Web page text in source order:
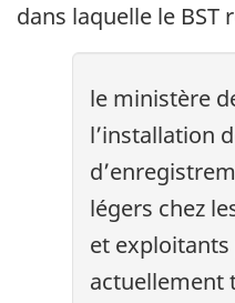
dans laquelle le
le ministère
l’installation
légers chez
et exploitants
actuellement